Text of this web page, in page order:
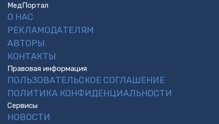
МедПортал
О НАС
РЕКЛАМОДАТЕЛЯМ
АВТОРЫ
КОНТАКТЫ
Правовая информация
ПОЛЬЗОВАТЕЛЬСКОЕ СОГЛАШЕНИЕ
ПОЛИТИКА КОНФИДЕНЦИАЛЬНОСТИ
Сервисы
НОВОСТИ